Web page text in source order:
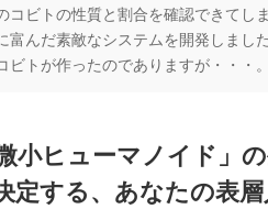
ビトの性質と割合を確認できてしま
んだ素敵なシステムを開発しました
トが作ったのでありますが・・・。
小ヒューマノイド」
定する、あなたの表層